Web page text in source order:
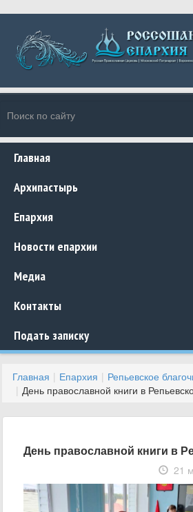
Главная
Архипастырь
Епархия
Новости епархии
Медиа
Контакты
Подать записку
Главная Епархия
Репьевское
День православной книги в
День православной книги в
21